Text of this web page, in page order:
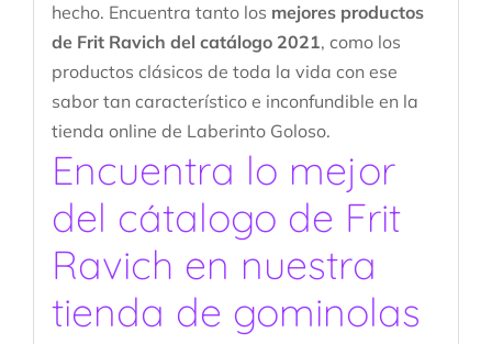
hecho. Encuentra tanto los mejores productos
de Frit Ravich del catálogo 2021, como los
productos clásicos de toda la vida con ese
sabor tan característico e inconfundible en la
tienda online de Laberinto Goloso.
Encuentra lo mejor
del cátalogo de Frit
Ravich en nuestra
tienda de gominolas